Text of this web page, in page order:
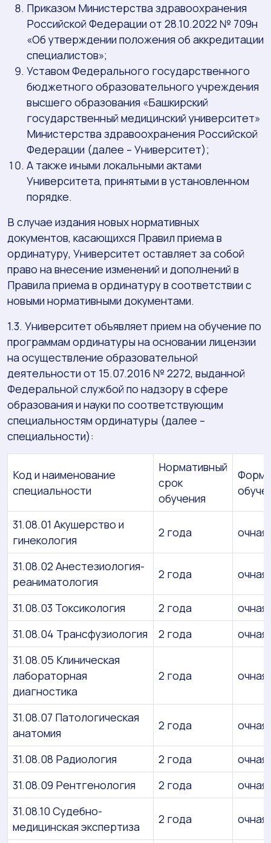
Приказом Министерства здравоохранения
Российской Федерации от 28.10.2022 № 709н
«Об утверждении положения об аккредитации
специалистов»;
Уставом Федерального государственного
бюджетного образовательного учреждения
высшего образования «Башкирский
государственный медицинский университет»
Министерства здравоохранения Российской
Федерации (далее – Университет);
А также иными локальными актами
Университета, принятыми в установленном
порядке.
В случае издания новых нормативных
документов, касающихся Правил приема в
ординатуру, Университет оставляет за собой
право на внесение изменений и дополнений в
Правила приема в ординатуру в соответствии с
новыми нормативными документами.
1.3. Университет объявляет прием на обучение по
программам ординатуры на основании лицензии
на осуществление образовательной
деятельности от 15.07.2016 № 2272, выданной
Федеральной службой по надзору в сфере
образования и науки по соответствующим
специальностям ординатуры (далее –
специальности):
Код и наименование
специальности
Нормативный
срок
обучения
Форма
31.08.01 Акушерство и
гинекология
2 года очная
31.08.02 Анестезиология-
реаниматология
2 года очная
31.08.03 Токсикология 2 года
очная
31.08.04 Трансфузиология
2 года
очная
31.08.05 Клиническая
лабораторная
диагностика
2 года очная
31.08.07 Патологическая
анатомия
2 года очная
31.08.08 Радиология 2 года
очная
31.08.09 Рентгенология
2 года
очная
31.08.10 Судебно-
медицинская экспертиза
2 года очная